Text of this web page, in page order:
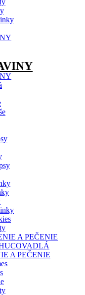
A PEČENIE
A PEČENIE